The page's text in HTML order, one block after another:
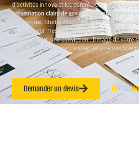
d’activités innove et les commerces locaux
présentation claire de vos produits ou services
l’à-peu-près. Studio ALTA conçoit, pour ce tissu
supports sur mesure où chaque page travaille à
chaque projet, une conviction : l’image de votre
singularité, en cohérence avec les attentes
Labège.
Demander un devis